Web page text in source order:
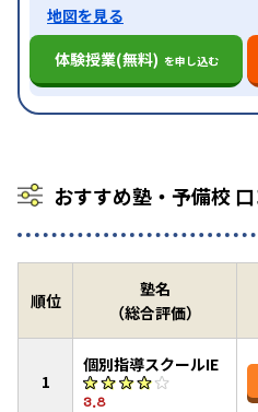
地図を見る
体験授業(無料) を申し込む
おすすめ塾・予備校
順位
塾名
（総合評価）
1
個別指導スクールIE
3.8